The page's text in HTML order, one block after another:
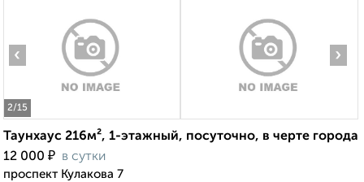
2/15
‹ ›
Таунхаус 216м², 1-этажный, посуточно, в черте города
12 000 ₽ в сутки
проспект Кулакова 7